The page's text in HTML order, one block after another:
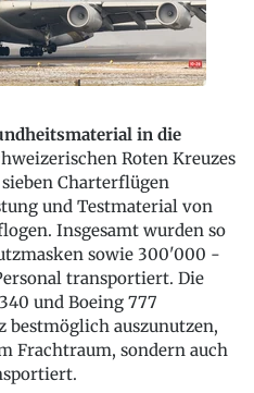
in die
Roten Kreuzes
Charterflügen
und Testmaterial von
Insgesamt wurden so
sowie 300'000 -
transportiert. Die
und Boeing 777
bestmöglich auszunutzen,
Frachtraum, sondern auch